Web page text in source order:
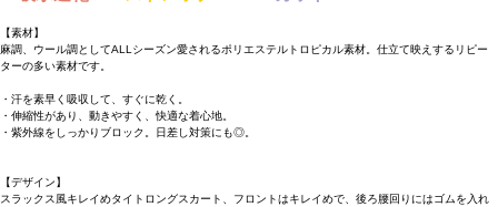
【素材】
麻調、ウール調としてALLシーズン愛されるポリエステルトロピカル素材。仕立て映えするリピー
ターの多い素材です。
・汗を素早く吸収して、すぐに乾く。
・伸縮性があり、動きやすく、快適な着心地。
・紫外線をしっかりブロック。日差し対策にも◎。
【デザイン】
スラックス風キレイめタイトロングスカート、フロントはキレイめで、後ろ腰回りにはゴムを入れ